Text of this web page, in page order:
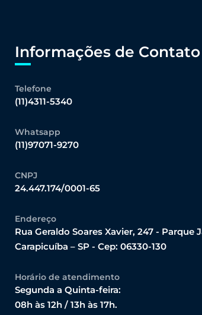
Informações de Contato
Telefone
(11)4311-5340
Whatsapp
(11)97071-9270
CNPJ
24.447.174/0001-65
Endereço
Rua Geraldo Soares Xavier, 247 - Parque
Carapicuíba – SP - Cep: 06330-130
Horário de atendimento
Segunda a Quinta-feira:
08h às 12h / 13h às 17h.